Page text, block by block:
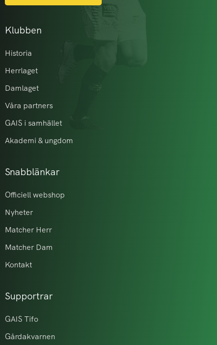
Klubben
Historia
Herrlaget
Damlaget
Våra partners
GAIS i samhället
Akademi & ungdom
Snabblänkar
Officiell webshop
Nyheter
Matcher Herr
Matcher Dam
Kontakt
Supportrar
GAIS Tifo
Gårdakvarnen